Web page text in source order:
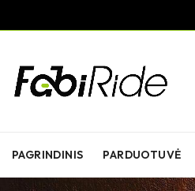
PAGRINDINIS PARDUOTUVĖ